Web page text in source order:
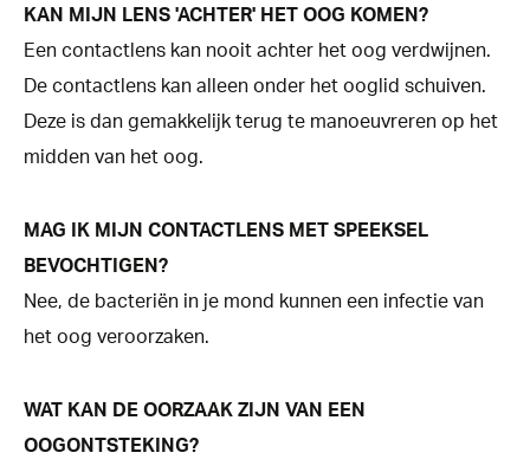
KAN MIJN LENS 'ACHTER' HET OOG KOMEN?
Een contactlens kan nooit achter het oog verdwijnen.
De contactlens kan alleen onder het ooglid schuiven.
Deze is dan gemakkelijk terug te manoeuvreren op het
midden van het oog.
MAG IK MIJN CONTACTLENS MET SPEEKSEL
BEVOCHTIGEN?
Nee, de bacteriën in je mond kunnen een infectie van
het oog veroorzaken.
WAT KAN DE OORZAAK ZIJN VAN EEN
OOGONTSTEKING?